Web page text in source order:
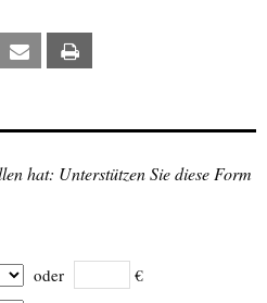
Email
hat: Unterstützen Sie diese Form
oder €